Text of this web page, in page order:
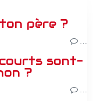
père ?
sont-
?